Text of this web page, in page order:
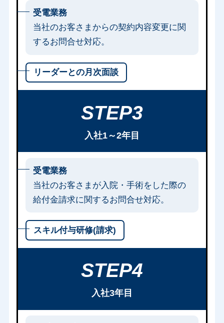
受電業務
当社のお客さまからの契約内容変更に関
するお問合せ対応。
リーダーとの月次面談
STEP3
入社1～2年目
受電業務
当社のお客さまが入院・手術をした際の
給付金請求に関するお問合せ対応。
スキル付与研修(請求)
STEP4
入社3年目